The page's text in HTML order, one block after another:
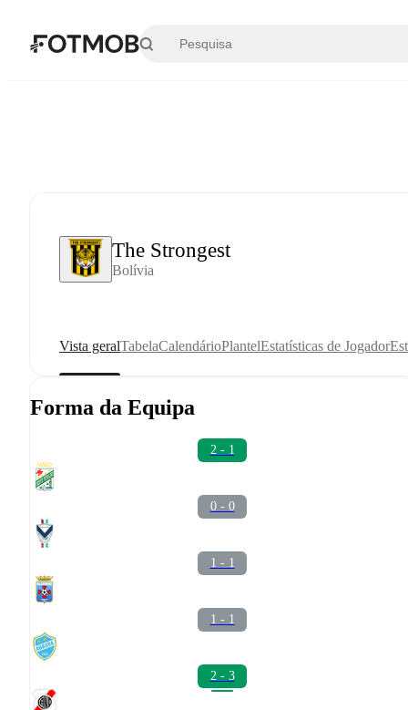
The Strongest
Bolívia
Vista geralTabelaCalendárioPlantelEstatísticas de Jogador
Forma da Equipa
2 - 1
0 - 0
1 - 1
1 - 1
2 - 3